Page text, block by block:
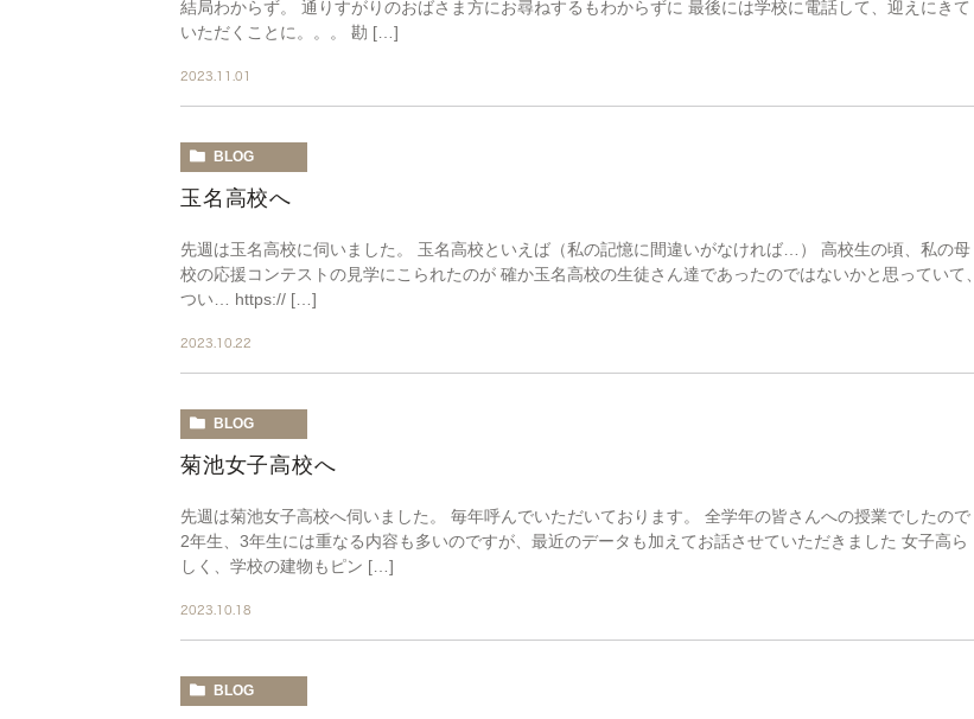
結局わからず。 通りすがりのおばさま方にお尋ねするもわからずに 最後には学校に電話して、迎えにきて
いただくことに。。。 勘 […]
2023.11.01
BLOG
玉名高校へ
先週は玉名高校に伺いました。 玉名高校といえば（私の記憶に間違いがなければ…） 高校生の頃、私の母
校の応援コンテストの見学にこられたのが 確か玉名高校の生徒さん達であったのではないかと思っていて、
つい… https:// […]
2023.10.22
BLOG
菊池女子高校へ
先週は菊池女子高校へ伺いました。 毎年呼んでいただいております。 全学年の皆さんへの授業でしたので
2年生、3年生には重なる内容も多いのですが、最近のデータも加えてお話させていただきました 女子高ら
しく、学校の建物もピン […]
2023.10.18
BLOG